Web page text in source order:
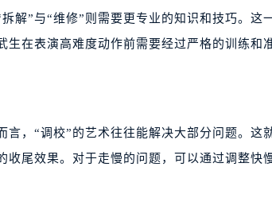
解”与“维修”则需要更专业的知识和技巧。这
生在表演高难度动作前需要经过严格的训练和
言，“调校”的艺术往往能解决大部分问题。
收尾效果。对于走慢的问题，可以通过调整